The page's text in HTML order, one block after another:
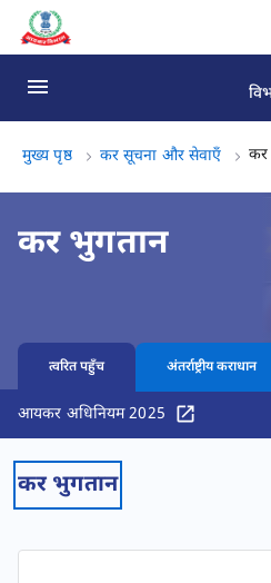
कर भुगतान पृष्ठ लोड हो गया
मुख्य पृष्ठ कर सूचना और सेवाएँ कर
कर भुगतान
त्वरित पहुँच अंतर्राष्ट्रीय कराधान
आयकर अधिनियम 2025
कर भुगतान